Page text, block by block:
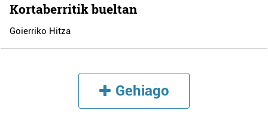
Kortaberritik bueltan
Goierriko Hitza
Gehiago